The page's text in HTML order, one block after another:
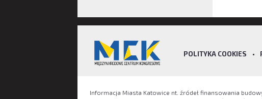
POLITYKA COOKIES •
Informacja Miasta Katowice nt. źródeł finansowania